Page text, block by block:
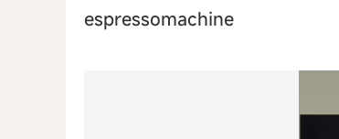
espressomachine